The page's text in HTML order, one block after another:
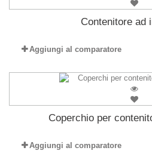
Contenitore ad
Aggiungi al comparatore
Coperchio per
Aggiungi al comparatore